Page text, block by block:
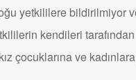
yetkililere bildirilmiyor
kendileri tarafından
çocuklarına ve